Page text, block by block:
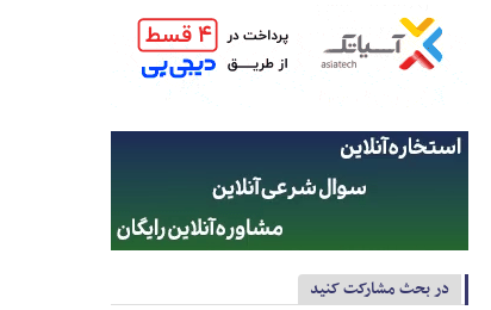
در بحث مشارکت کنید